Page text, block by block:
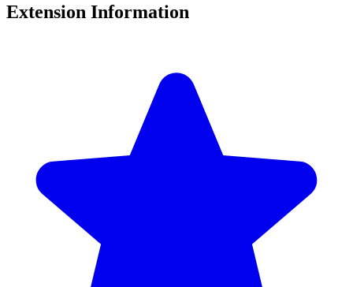
Extension Information